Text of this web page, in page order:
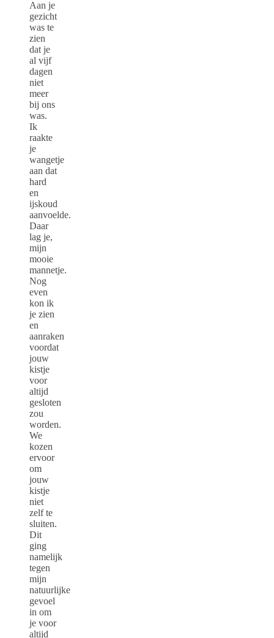
Aan je
gezicht
was te
zien
dat je
al vijf
dagen
niet
meer
bij ons
was.
Ik
raakte
je
wangetje
aan dat
hard
en
ijskoud
aanvoelde.
Daar
lag je,
mijn
mooie
mannetje.
Nog
even
kon ik
je zien
en
aanraken
voordat
jouw
kistje
voor
altijd
gesloten
zou
worden.
We
kozen
ervoor
om
jouw
kistje
niet
zelf te
sluiten.
Dit
ging
namelijk
tegen
mijn
natuurlijke
gevoel
in om
je voor
altijd